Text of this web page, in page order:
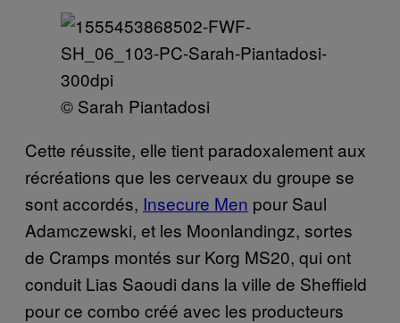
© Sarah Piantadosi
Cette réussite, elle tient paradoxalement aux
récréations que les cerveaux du groupe se
sont accordés, Insecure Men pour Saul
Adamczewski, et les Moonlandingz, sortes
de Cramps montés sur Korg MS20, qui ont
conduit Lias Saoudi dans la ville de Sheffield
pour ce combo créé avec les producteurs